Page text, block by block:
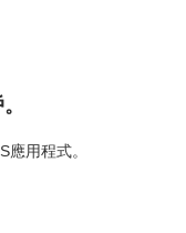
用程式。